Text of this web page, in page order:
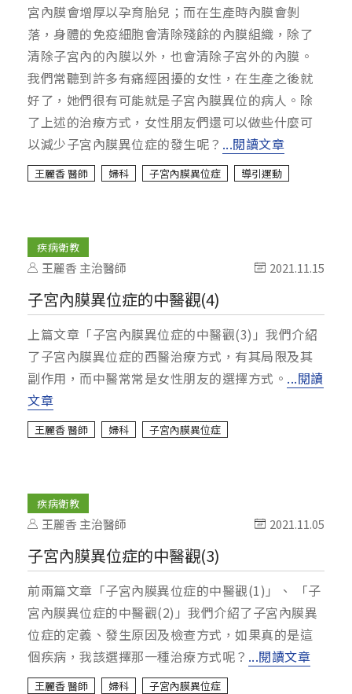
宮內膜會增厚以孕育胎兒；而在生產時內膜會剝
落，身體的免疫細胞會清除殘餘的內膜組織，除了
清除子宮內的內膜以外，也會清除子宮外的內膜。
我們常聽到許多有痛經困擾的女性，在生產之後就
好了，她們很有可能就是子宮內膜異位的病人。除
了上述的治療方式，女性朋友們還可以做些什麼可
以減少子宮內膜異位症的發生呢？ ...閱讀文章
王麗香 醫師 婦科 子宮內膜異位症 導引運動
疾病衛教
王麗香 主治醫師 2021.11.15
子宮內膜異位症的中醫觀(4)
上篇文章「子宮內膜異位症的中醫觀(3)」我們介紹
了子宮內膜異位症的西醫治療方式，有其局限及其
副作用，而中醫常常是女性朋友的選擇方式。 ...閱讀
文章
王麗香 醫師 婦科 子宮內膜異位症
疾病衛教
王麗香 主治醫師 2021.11.05
子宮內膜異位症的中醫觀(3)
前兩篇文章「子宮內膜異位症的中醫觀(1)」、 「子
宮內膜異位症的中醫觀(2)」我們介紹了子宮內膜異
位症的定義、發生原因及檢查方式，如果真的是這
個疾病，我該選擇那一種治療方式呢？ ...閱讀文章
王麗香 醫師 婦科 子宮內膜異位症